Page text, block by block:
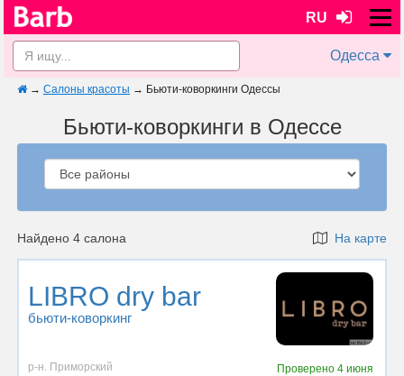
RU
Одесса
→ Салоны красоты → Бьюти-коворкинги Одессы
Бьюти-коворкинги в Одессе
Найдено 4 салона На карте
LIBRO dry bar
бьюти-коворкинг
р-н. Приморский Проверено 4 июня